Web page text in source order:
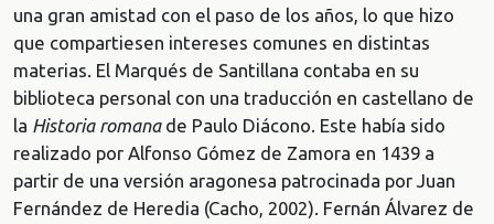
una gran amistad con el paso de los años, lo que hizo
que compartiesen intereses comunes en distintas
materias. El Marqués de Santillana contaba en su
biblioteca personal con una traducción en castellano de
la Historia romanade Paulo Diácono. Este había sido
realizado por Alfonso Gómez de Zamora en 1439 a
partir de una versión aragonesa patrocinada por Juan
Fernández de Heredia (Cacho, 2002). Fernán Álvarez de